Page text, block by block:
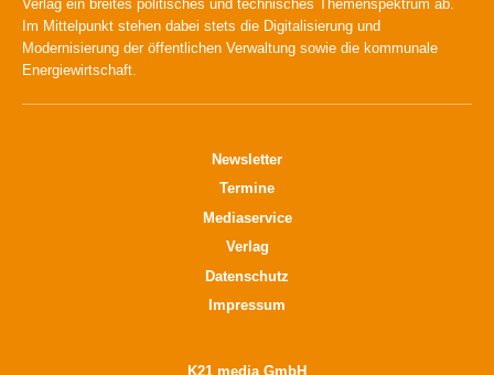
Verlag ein breites politisches und technisches Themenspektrum ab.
Im Mittelpunkt stehen dabei stets die Digitalisierung und
Modernisierung der öffentlichen Verwaltung sowie die kommunale
Energiewirtschaft.
Newsletter
Termine
Mediaservice
Verlag
Datenschutz
Impressum
K21 media GmbH